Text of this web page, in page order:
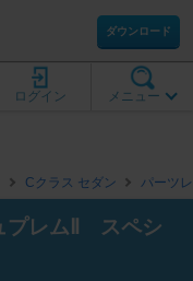
ダウンロード
メニュー
ログイン
Cクラス セダン パーツ
プレムⅡ スペシ